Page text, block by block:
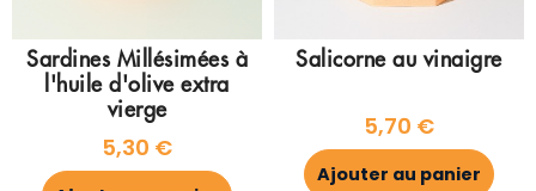
Sardines Millésimées à
l'huile d'olive extra
vierge
5,30 €
Salicorne au vinaigre
5,70 €
Ajouter au panier